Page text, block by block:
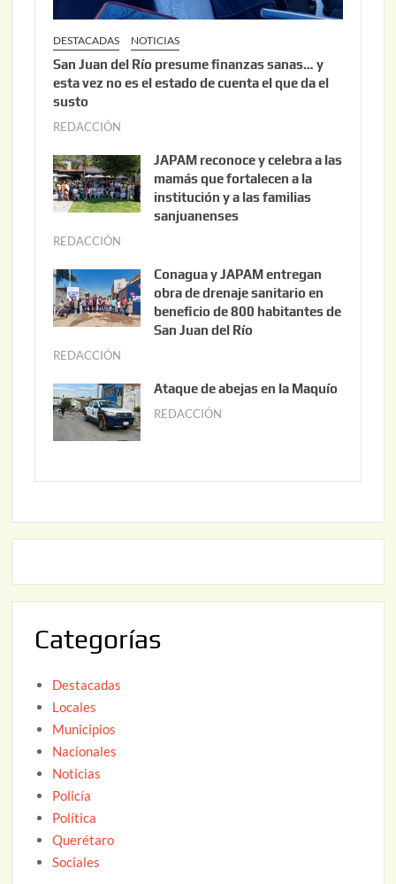
DESTACADAS NOTICIAS
San Juan del Río presume finanzas sanas… y
esta vez no es el estado de cuenta el que da el
susto
REDACCIÓN
o
s
t
,
2
0
JAPAM reconoce y celebra a las
mamás que fortalecen a la
institución y a las familias
sanjuanenses
REDACCIÓN
n
i
o
,
2
0
6
Conagua y JAPAM entregan
obra de drenaje sanitario en
beneficio de 800 habitantes de
San Juan del Río
REDACCIÓN
n
i
o
Ataque de abejas en la Maquío
REDACCIÓN
o
2
Categorías
Destacadas
Locales
Municipios
Nacionales
Noticias
Policía
Política
Querétaro
Sociales